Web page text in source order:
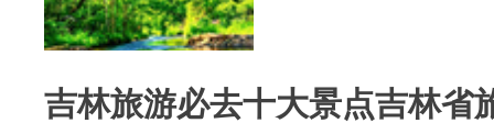
吉林旅游必去十大景点吉林省